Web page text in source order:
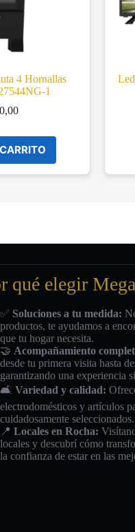
4 Hornallas
1
qué elegir
✅ Soluciones a tu medida:
productos, te ayudamos a
que tu hogar necesita.
🤝 Acompañamiento
desde tu primera visita hasta
garantizando una experiencia
🛋️ Variedad y calidad:
electrodomésticos y artículos
cuidadosamente seleccionados.
📍 Locales en Rocha:
locales y descubrí cómo
la confianza de estar en las